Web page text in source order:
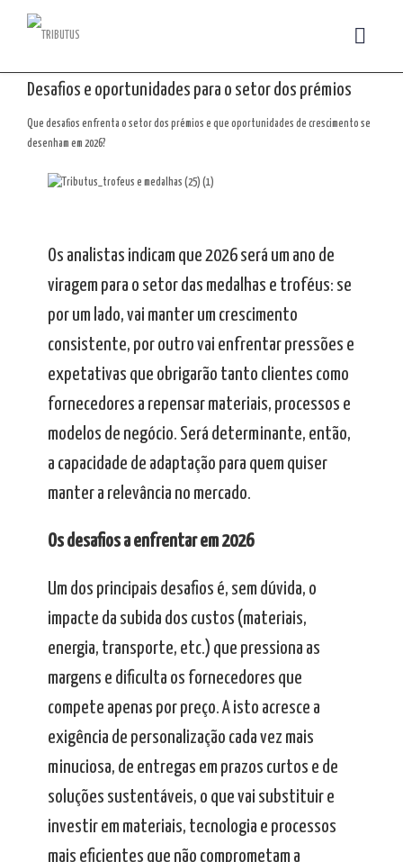
Desafios e oportunidades para o setor dos prémios
Que desafios enfrenta o setor dos prémios e que oportunidades de crescimento se
desenham em 2026?
Os analistas indicam que 2026 será um ano de
viragem para o setor das medalhas e troféus: se
por um lado, vai manter um crescimento
consistente, por outro vai enfrentar pressões e
expetativas que obrigarão tanto clientes como
fornecedores a repensar materiais, processos e
modelos de negócio. Será determinante, então,
a capacidade de adaptação para quem quiser
manter a relevância no mercado.
Os desafios a enfrentar em 2026
Um dos principais desafios é, sem dúvida, o
impacte da subida dos custos (materiais,
energia, transporte, etc.) que pressiona as
margens e dificulta os fornecedores que
compete apenas por preço. A isto acresce a
exigência de personalização cada vez mais
minuciosa, de entregas em prazos curtos e de
soluções sustentáveis, o que vai substituir e
investir em materiais, tecnologia e processos
mais eficientes que não comprometam a